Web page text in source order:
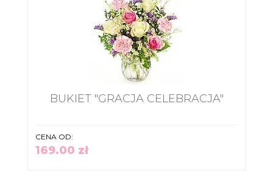
BUKIET "GRACJA CELEBRACJA"
CENA OD:
169.00 zł